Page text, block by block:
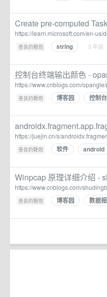
Create pre-computed
https://learn.microsoft.com/en-
善良的鞭炮 · string · 3 年前
控制台终端输出颜色 -
https://www.cnblogs.com/
善良的鞭炮 · 博客园 控制台
https://juejin.cn/s/
善良的鞭炮 · 软件 android
Winpcap 原理详细介绍 -
https://www.cnblogs.com/
善良的鞭炮 · 博客园 数据报